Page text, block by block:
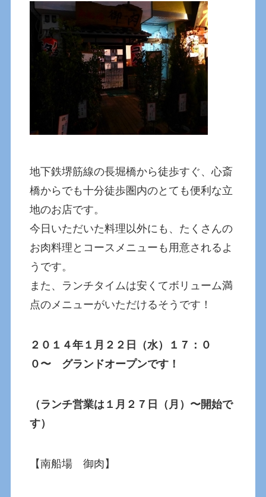
地下鉄堺筋線の長堀橋から徒歩すぐ、心斎
橋からでも十分徒歩圏内のとても便利な立
地のお店です。
今日いただいた料理以外にも、たくさんの
お肉料理とコースメニューも用意されるよ
うです。
また、ランチタイムは安くてボリューム満
点のメニューがいただけるそうです！
２０１４年１月２２日（水）１７：０
０〜 グランドオープンです！
（ランチ営業は１月２７日（月）〜開始で
す）
【南船場 御肉】